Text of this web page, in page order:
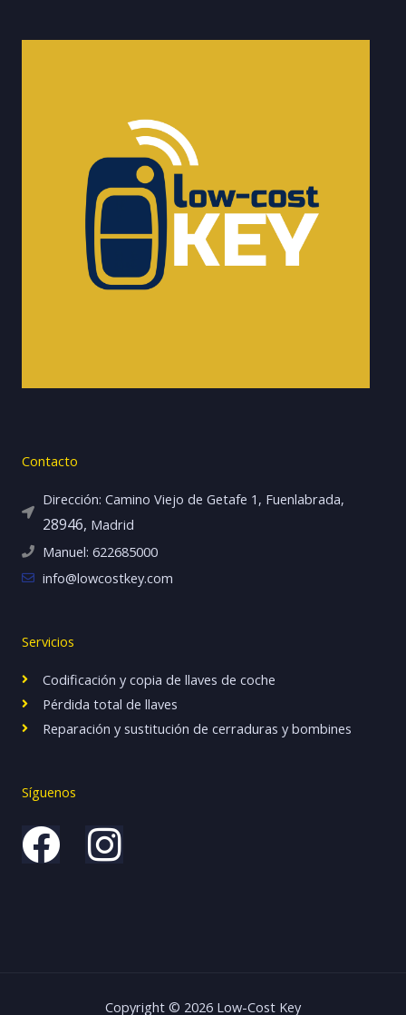
Contacto
Dirección: Camino Viejo de Getafe 1, Fuenlabrada,
28946, Madrid
Manuel: 622685000
info@lowcostkey.com
Servicios
Codificación y copia de llaves de coche
Pérdida total de llaves
Reparación y sustitución de cerraduras y bombines
Síguenos
F
a
I
n
Copyright © 2026 Low-Cost Key